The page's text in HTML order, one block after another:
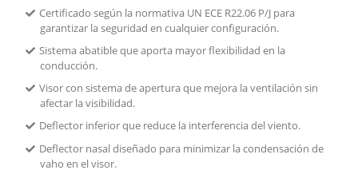
Certificado según la normativa UN ECE R22.06 P/J para
garantizar la seguridad en cualquier configuración.
Sistema abatible que aporta mayor flexibilidad en la
conducción.
Visor con sistema de apertura que mejora la ventilación sin
afectar la visibilidad.
Deflector inferior que reduce la interferencia del viento.
Deflector nasal diseñado para minimizar la condensación de
vaho en el visor.